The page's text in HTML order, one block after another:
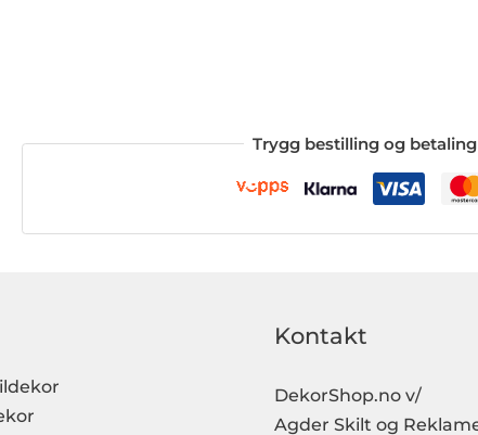
Trygg bestilling og betaling
Kontakt
DekorShop.no v/
Agder Skilt og